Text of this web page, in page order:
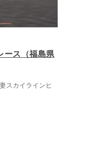
ース（福島県
スカイラインヒ